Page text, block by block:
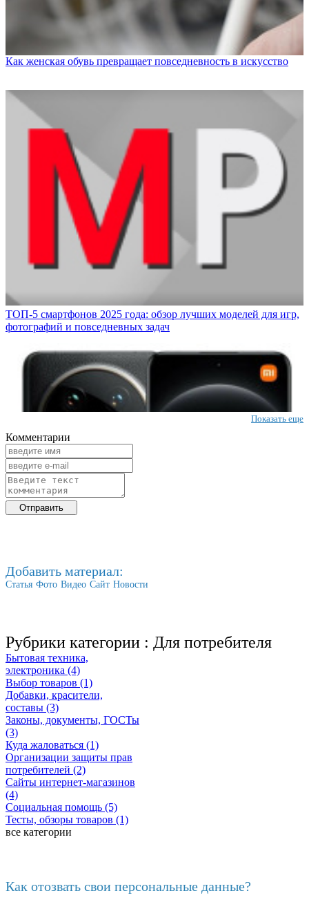
Как женская обувь превращает повседневность в искусство
ТОП-5 смартфонов 2025 года: обзор лучших моделей для игр,
фотографий и повседневных задач
Показать еще
Комментарии
Добавить материал:
Статья Фото Видео Сайт Новости
Рубрики категории : Для потребителя
Бытовая техника,
электроника (4)
Выбор товаров (1)
Добавки, красители,
составы (3)
Законы, документы, ГОСТы
(3)
Куда жаловаться (1)
Организации защиты прав
потребителей (2)
Сайты интернет-магазинов
(4)
Социальная помощь (5)
Тесты, обзоры товаров (1)
все категории
Как отозвать свои персональные данные?